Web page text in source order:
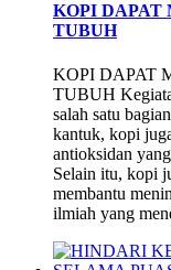
KOPI DAPAT
TUBUH
KOPI DAPAT
TUBUH
salah satu
kantuk, kopi
antioksidan
Selain itu, kopi
membantu
ilmiah yang